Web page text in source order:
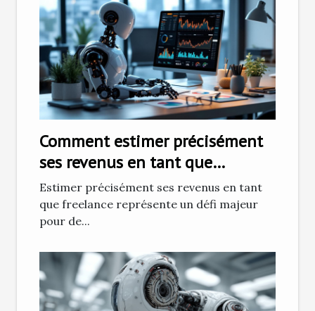
Comment estimer précisément
ses revenus en tant que
freelance
Estimer précisément ses revenus en tant
que freelance représente un défi majeur
pour de...